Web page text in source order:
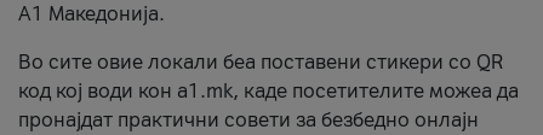
А1 Македонија.
Во сите овие локали беа поставени стикери со QR
код кој води кон a1.mk, каде посетителите можеа да
пронајдат практични совети за безбедно онлајн